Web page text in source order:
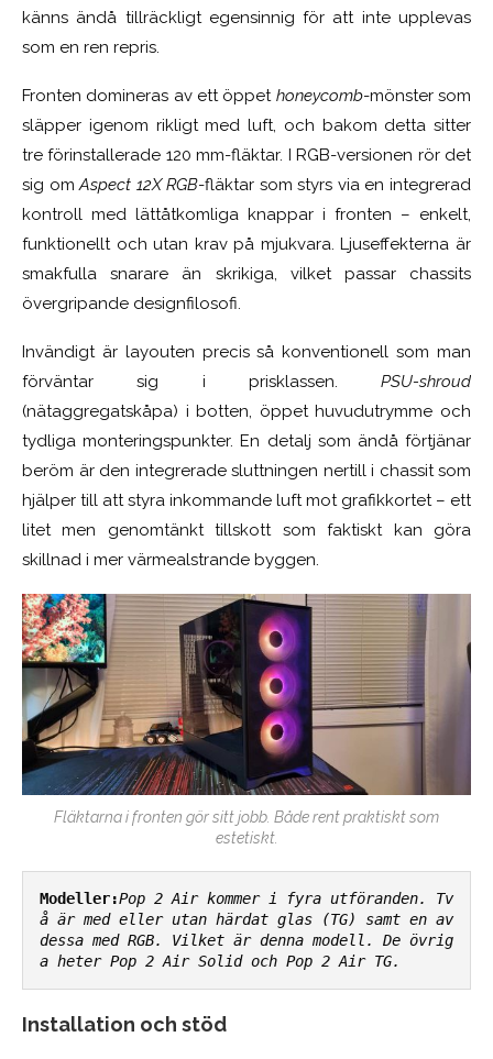
känns ändå tillräckligt egensinnig för att inte upplevas
som en ren repris.
Fronten domineras av ett öppet honeycomb-mönster som
släpper igenom rikligt med luft, och bakom detta sitter
tre förinstallerade 120 mm-fläktar. I RGB-versionen rör det
sig omAspect 12X RGB-fläktar som styrs via en integrerad
kontroll med lättåtkomliga knappar i fronten – enkelt,
funktionellt och utan krav på mjukvara. Ljuseffekterna är
smakfulla snarare än skrikiga, vilket passar chassits
övergripande designfilosofi.
Invändigt är layouten precis så konventionell som man
förväntar sig i prisklassen. PSU-shroud
(nätaggregatskåpa) i botten, öppet huvudutrymme och
tydliga monteringspunkter. En detalj som ändå förtjänar
beröm är den integrerade sluttningen nertill i chassit som
hjälper till att styra inkommande luft mot grafikkortet – ett
litet men genomtänkt tillskott som faktiskt kan göra
skillnad i mer värmealstrande byggen.
Fläktarna i fronten gör sitt jobb. Både rent praktiskt som
estetiskt.
Modeller:Pop 2 Air kommer i fyra utföranden. Tv
å är med eller utan härdat glas (TG) samt en av
dessa med RGB. Vilket är denna modell. De övrig
a heter Pop 2 Air Solid och Pop 2 Air TG.
Installation och stöd